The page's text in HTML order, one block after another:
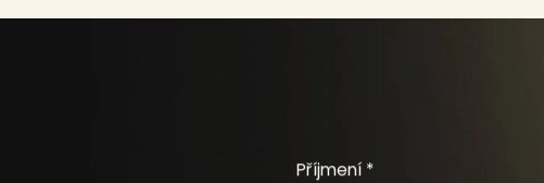
Příjmení *